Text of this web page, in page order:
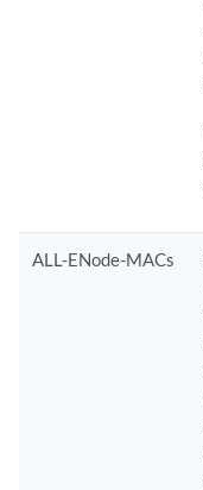
ALL-ENode-MACs